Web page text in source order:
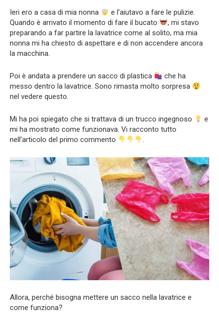
Ieri ero a casa di mia nonna
e l’aiutavo a fare le pulizie.
Quando è arrivato il momento di fare il bucato
, mi stavo
preparando a far partire la lavatrice come al solito, ma mia
nonna mi ha chiesto di aspettare e di non accendere ancora
la macchina.
Poi è andata a prendere un sacco di plastica
che ha
messo dentro la lavatrice. Sono rimasta molto sorpresa
nel vedere questo.
Mi ha poi spiegato che si trattava di un trucco ingegnoso
e
mi ha mostrato come funzionava. Vi racconto tutto
nell’articolo del primo commento
.
Allora, perché bisogna mettere un sacco nella lavatrice e
come funziona?